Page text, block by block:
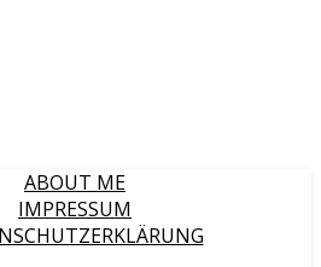
ABOUT ME
IMPRESSUM